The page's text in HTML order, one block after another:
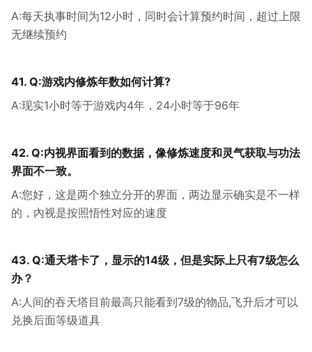
A:每天执事时间为12小时，同时会计算预约时间，超过上限
无继续预约
41. Q:游戏内修炼年数如何计算?
A:现实1小时等于游戏内4年，24小时等于96年
42. Q:内视界面看到的数据，像修炼速度和灵气获取与功法
界面不一致。
A:您好，这是两个独立分开的界面，两边显示确实是不一样
的，內视是按照悟性对应的速度
43. Q:通天塔卡了，显示的14级，但是实际上只有7级怎么
办？
A:人间的吞天塔目前最高只能看到7级的物品,飞升后才可以
兑换后面等级道具